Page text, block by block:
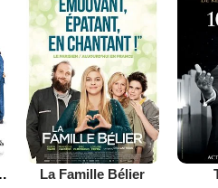
Bon Dieu? La Famille Bélier